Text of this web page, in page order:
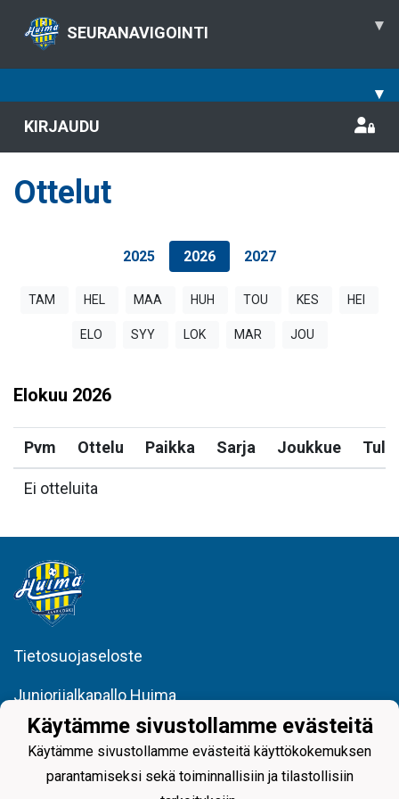
SEURANAVIGOINTI ▾
▾
KIRJAUDU
Ottelut
2025 2026 2027
TAM HEL MAA HUH TOU KES HEI
ELO SYY LOK MAR JOU
Elokuu 2026
Pvm Ottelu Paikka Sarja Joukkue
Ei otteluita
Tietosuojaseloste
Juniorijalkapallo Huima
minna.porrassalmi@huimajuniorijalkapallo.fi
@huimajuniorijalkapallo
Käytämme sivustollamme evästeitä
Käytämme sivustollamme evästeitä käyttökokemuksen
parantamiseksi sekä toiminnallisiin ja tilastollisiin